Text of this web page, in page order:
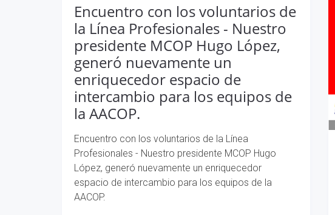
Encuentro con los voluntarios de
la Línea Profesionales - Nuestro
presidente MCOP Hugo López,
generó nuevamente un
enriquecedor espacio de
intercambio para los equipos de
la AACOP.
Encuentro con los voluntarios de la Línea
Profesionales - Nuestro presidente MCOP Hugo
López, generó nuevamente un enriquecedor
espacio de intercambio para los equipos de la
AACOP.